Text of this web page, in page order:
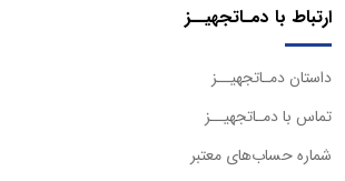
ارتباط با دمـاتجهیــز
داستان دمـاتجهیــز
تماس با دمـاتجهیــز
شماره حساب‌های معتبر